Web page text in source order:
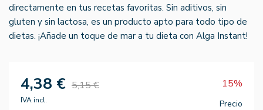
directamente en tus recetas favoritas. Sin aditivos, sin
gluten y sin lactosa, es un producto apto para todo tipo de
dietas. ¡Añade un toque de mar a tu dieta con Alga Instant!
4,38 € 5,15 € 15%
IVA incl. Precio